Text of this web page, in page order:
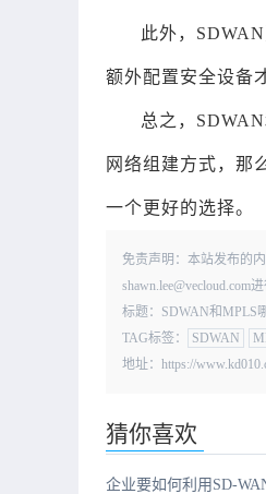
此外，
额外配置安全设备
总之，
网络组建方式，那
一个更好的选择。
免责声明：本站发布的
标题：SDWAN和MPLS
TAG标签：
SDWAN
地址：https://
猜你喜欢
企业要如何利用SD-